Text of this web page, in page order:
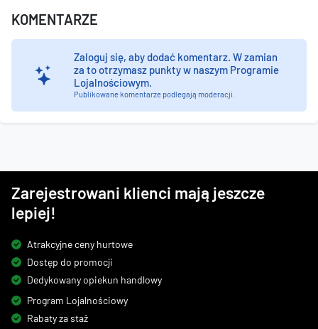
KOMENTARZE
Zaloguj się, aby dodać komentarz. W zamian
za to otrzymasz punkty w naszym Programie
Lojalnościowym.
Publikowane komentarze podlegają moderacji.
Zarejestrowani klienci mają jeszcze
lepiej!
Atrakcyjne ceny hurtowe
Dostęp do promocji
Dedykowany opiekun handlowy
Program Lojalnościowy
Rabaty za staż